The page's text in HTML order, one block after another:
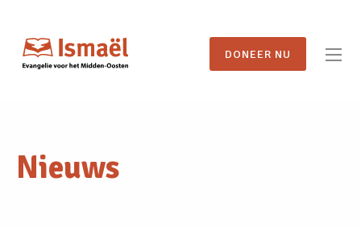
DONEER NU
Nieuws